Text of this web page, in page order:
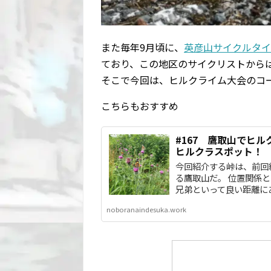
また毎年9月頃に、 英彦山サイクルタ
ており、この地区のサイクリストか
そこで今回は、ヒルクライム大会の
こちらもおすすめ
#167 鷹取山でヒル
ヒルクラスポット！
今回紹介する峠は、前
る鷹取山だ。 位置関係
兄弟といって良い距離に
noboranaindesuka.work